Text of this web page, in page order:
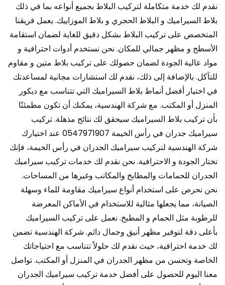
نقدم لك خدمة متكاملة لتركيب البلاط بجميع أنواعه بما في ذلك
بلاط السيراميك و البلاط الحجري و بلاط الموزاييك. يعمل فريقنا
المتخصص على تركيب البلاط بشكل دقيق للغاية لضمان استقامة
الأسطح و مظهر جمالي للمكان. نحن نستخدم أدوات احترافية و
مواد عالية الجودة لضمان حصولك على تركيب بلاط متين و مقاوم
للتآكل. بالإضافة إلى ذلك، نقدم لك استشارات مجانية لمساعدتك
في اختيار أفضل أنماط بلاط السيراميك التي تتناسب مع ديكور
المنزل أو المكتب. مع شركة الهندسية، يمكنك أن تكون مطمئنًا
بأن تركيب بلاط السيراميك سيحقق لك نتائج مذهلة. تركيب
سيراميك جدران في رأس الخيمة 0547971907 عند اختيارك
شركة الهندسية لتركيب سيراميك الجدران في رأس الخيمة، فإنك
تختار الجودة و الاحترافية. نحن نقدم لك خدمات تركيب سيراميك
الجدران للحمامات والمطابخ والمكاتب وغيرها من المساحات.
نحن نحرص على استخدام أنواع سيراميك مقاومة للماء وسهلة
الصيانة، مما يجعلها مثالية للاستخدام في الأماكن المعرضة
للرطوبة مثل الحمام و المطبخ. نعمل على تركيب السيراميك
بأعلى دقة لتوفير مظهر أنيق وجمال دائم. شركة الهندسية تضمن
لك خدمة احترافية، حيث نقدم لك حلولاً تتناسب مع احتياجاتك
الخاصة وتحسن من مظهر الجدران في المنزل أو المكتب. تواصل
معنا اليوم للحصول على أفضل خدمة تركيب سيراميك الجدران